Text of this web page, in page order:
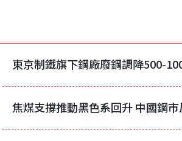
東京制鐵旗下鋼廠廢鋼調降500-